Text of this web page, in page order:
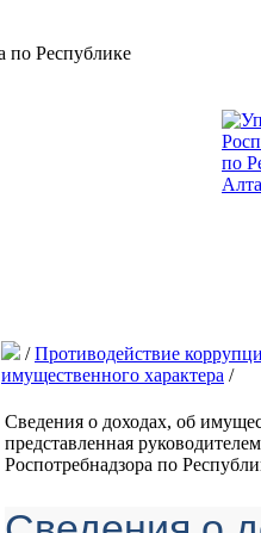
/Противодействие
имущественного характера /
Сведения о доходах, об
представленная
Роспотребнадзора по